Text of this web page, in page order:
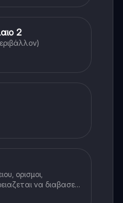
2
ορισμοι,
να διαβασεις
αλγεβρας.